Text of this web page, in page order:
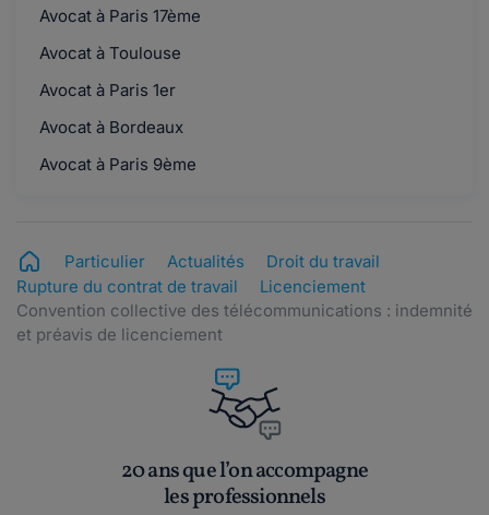
Avocat à Paris 17ème
Avocat à Toulouse
Avocat à Paris 1er
Avocat à Bordeaux
Avocat à Paris 9ème
Particulier Actualités
Droit du travail
Rupture du contrat de travail
Licenciement
Convention collective des télécommunications : indemnité
et préavis de licenciement
20 ans que l’on accompagne
les professionnels